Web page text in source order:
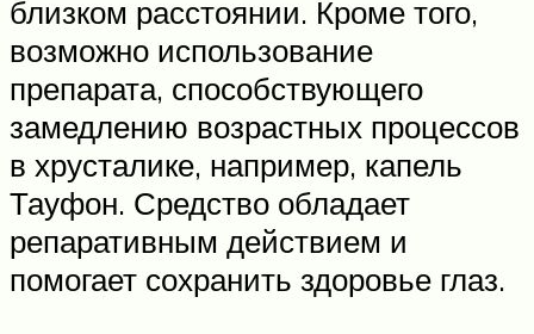
близком расстоянии. Кроме того,
возможно использование
препарата, способствующего
замедлению возрастных процессов
в хрусталике, например, капель
Тауфон. Средство обладает
репаративным действием и
помогает сохранить здоровье глаз.